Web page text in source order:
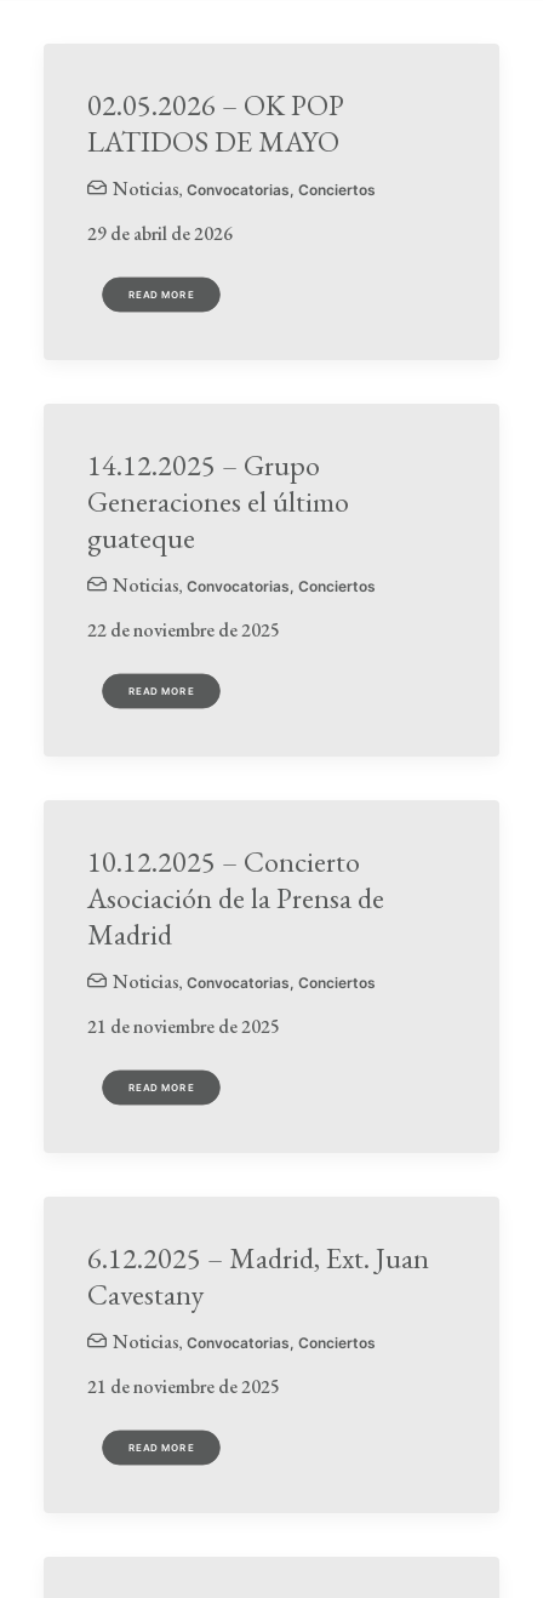
Search
02.05.2026 – OK POP
LATIDOS DE MAYO
Noticias, Convocatorias, Conciertos
29 de abril de 2026
READ MORE
14.12.2025 – Grupo
Generaciones el último
guateque
Noticias, Convocatorias, Conciertos
22 de noviembre de 2025
READ MORE
10.12.2025 – Concierto
Asociación de la Prensa de
Madrid
Noticias, Convocatorias, Conciertos
21 de noviembre de 2025
READ MORE
6.12.2025 – Madrid, Ext. Juan
Cavestany
Noticias, Convocatorias, Conciertos
21 de noviembre de 2025
READ MORE